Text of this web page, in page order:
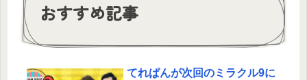
おすすめ記事
てれぱんが次回のミラクル9に